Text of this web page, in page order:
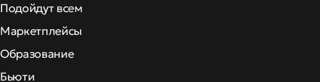
Подойдут всем
Маркетплейсы
Образование
Бьюти